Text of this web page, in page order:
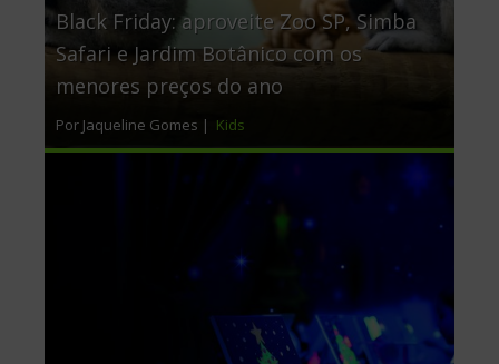
Black Friday: aproveite Zoo SP, Simba
Safari e Jardim Botânico com os
menores preços do ano
Por Jaqueline Gomes | Kids